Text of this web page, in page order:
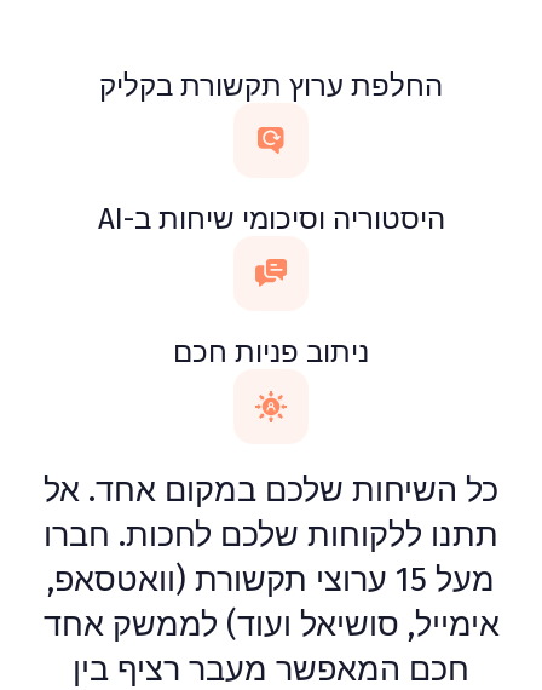
החלפת ערוץ תקשורת בקליק
היסטוריה וסיכומי שיחות ב-AI
ניתוב פניות חכם
כל השיחות שלכם במקום אחד. אל
תתנו ללקוחות שלכם לחכות. חברו
מעל 15 ערוצי תקשורת (וואטסאפ,
אימייל, סושיאל ועוד) לממשק אחד
חכם המאפשר מעבר רציף בין